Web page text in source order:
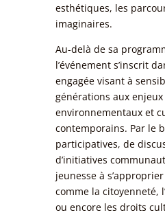
esthétiques, les
imaginaires.
Au-delà de sa
l’événement s’inscrit
engagée visant à
générations aux enjeux
environnementaux et
contemporains. Par le
participatives, de
d’initiatives
jeunesse à
comme la citoyenneté,
ou encore les droits